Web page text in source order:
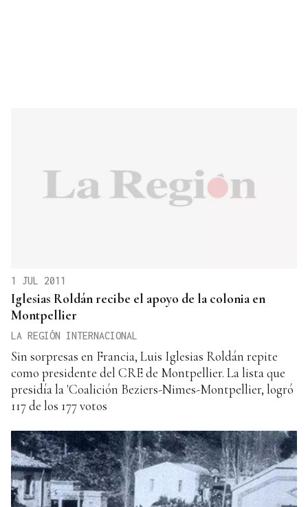
1 JUL 2011
Iglesias Roldán recibe el apoyo de la colonia en
Montpellier
LA REGIÓN INTERNACIONAL
Sin sorpresas en Francia, Luis Iglesias Roldán repite
como presidente del CRE de Montpellier. La lista que
presidía la 'Coalición Beziers-Nimes-Montpellier, logró
117 de los 177 votos